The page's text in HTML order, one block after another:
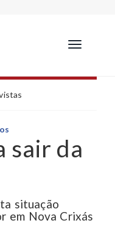
Toggle
sair da
situação
em Nova Crixás